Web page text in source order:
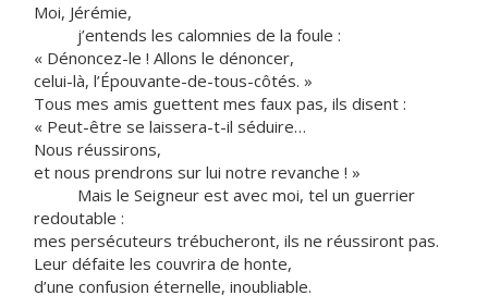
Moi, Jérémie,
j’entends les calomnies de la foule :
« Dénoncez-le ! Allons le dénoncer,
celui-là, l’Épouvante-de-tous-côtés. »
Tous mes amis guettent mes faux pas, ils disent :
« Peut-être se laissera-t-il séduire…
Nous réussirons,
et nous prendrons sur lui notre revanche ! »
Mais le Seigneur est avec moi, tel un guerrier
redoutable :
mes persécuteurs trébucheront, ils ne réussiront pas.
Leur défaite les couvrira de honte,
d’une confusion éternelle, inoubliable.